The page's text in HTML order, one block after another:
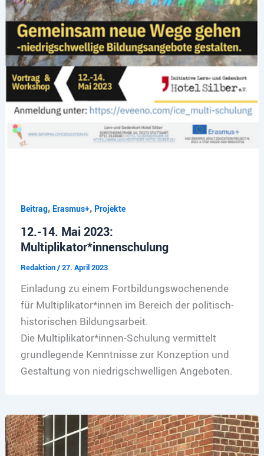
Beitrag, Erasmus+, Projekte
12.-14. Mai 2023:
Multiplikator*innenschulung
Redaktion/27. April 2023
Einladung zu einem Fortbildungswochenende
für Multiplikator*innen im Bereich der politisch-
historischen Bildungsarbeit.
Die Multiplikator*innen-Schulung vermittelt
grundlegende Kenntnisse zur Konzeption und
Gestaltung von niedrigschwelligen Angeboten.